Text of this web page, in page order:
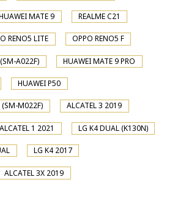
MATE 9 REALME C21
RENO5 LITE OPPO RENO5 F
A022F) HUAWEI MATE 9 PRO
HUAWEI P50
M022F) ALCATEL 3 2019
ALCATEL 1 2021 LG K4 DUAL (K130N)
LG K4 2017
ALCATEL 3X 2019